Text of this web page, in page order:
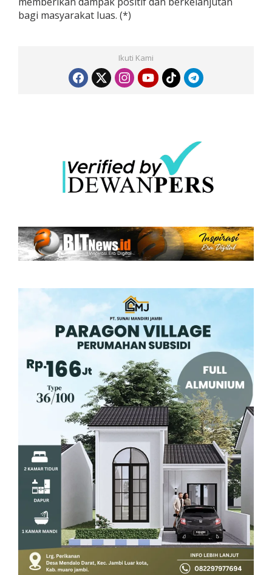
bagi masyarakat luas. (*)
Ikuti Kami